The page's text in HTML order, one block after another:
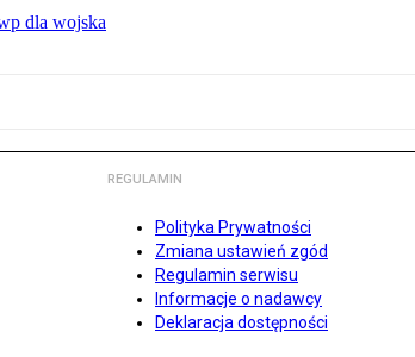
dla wojska
REGULAMIN
Polityka Prywatności
Zmiana ustawień zgód
Regulamin serwisu
Informacje o nadawcy
Deklaracja dostępności